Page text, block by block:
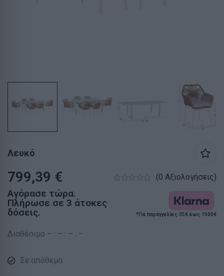
Λευκό
799,39 € (0 Αξιολογήσεις)
Αγόρασε τώρα.
Πλήρωσε σε 3 άτοκες
δόσεις.
*Για παραγγελίες 35€ έως 1500€
Διαθέσιμο – : – : – : –
Σε απόθεμα